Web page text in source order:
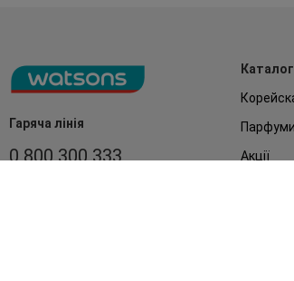
Гаряча лінія
0 800 300 333
Каталог
Парфуми
Акції